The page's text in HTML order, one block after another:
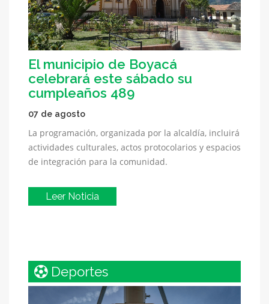
El municipio de Boyacá
celebrará este sábado su
cumpleaños 489
07 de agosto
La programación, organizada por la alcaldía, incluirá
actividades culturales, actos protocolarios y espacios
de integración para la comunidad.
Leer Noticia
Deportes